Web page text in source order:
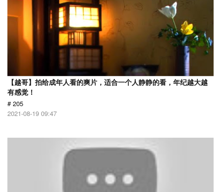
【越哥】拍给成年人看的爽片，适合一个人静静的看，年纪越大越
有感觉！
# 205
2021-08-19 09:47